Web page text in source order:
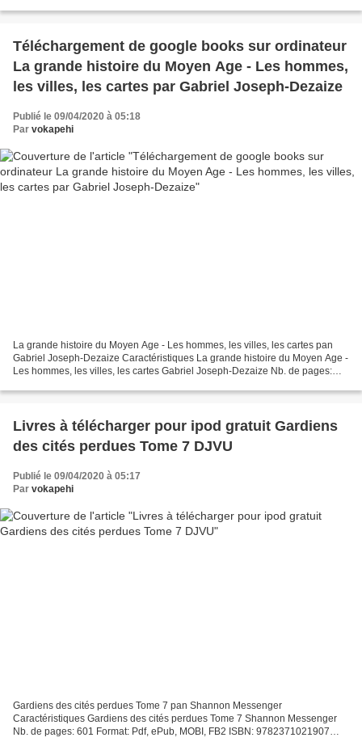
Téléchargement de google books sur ordinateur
La grande histoire du Moyen Age - Les hommes,
les villes, les cartes par Gabriel Joseph-Dezaize
Publié le 09/04/2020 à 05:18
Par vokapehi
La grande histoire du Moyen Age - Les hommes, les villes, les cartes pan
Gabriel Joseph-Dezaize Caractéristiques La grande histoire du Moyen Age -
Les hommes, les villes, les cartes Gabriel Joseph-Dezaize Nb. de pages:
Livres à télécharger pour ipod gratuit Gardiens
des cités perdues Tome 7 DJVU
Publié le 09/04/2020 à 05:17
Par vokapehi
Gardiens des cités perdues Tome 7 pan Shannon Messenger
Caractéristiques Gardiens des cités perdues Tome 7 Shannon Messenger
Nb. de pages: 601 Format: Pdf, ePub, MOBI, FB2 ISBN: 9782371021907